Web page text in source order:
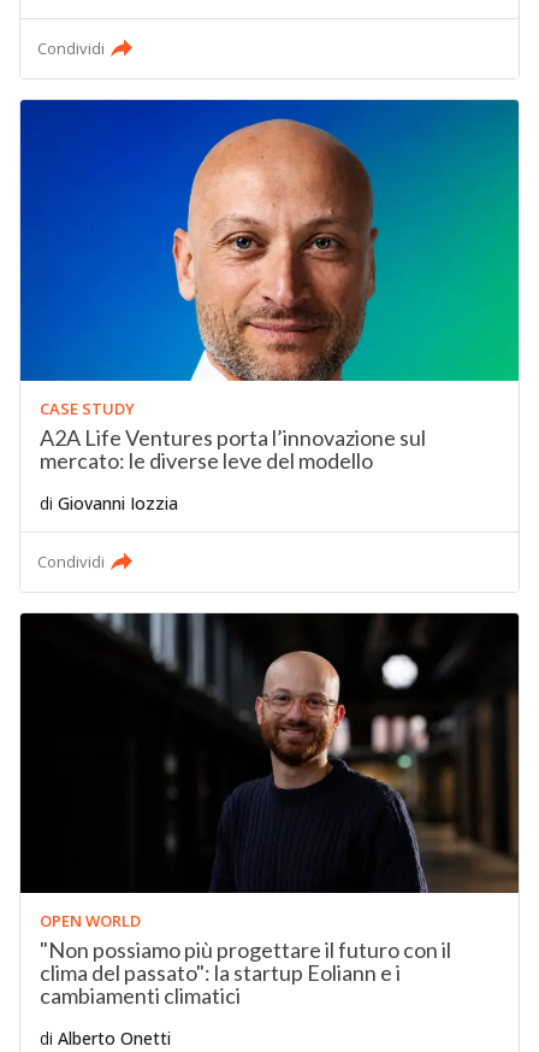
Condividi
CASE STUDY
A2A Life Ventures porta l’innovazione sul
mercato: le diverse leve del modello
di Giovanni Iozzia
Condividi
OPEN WORLD
"Non possiamo più progettare il futuro con il
clima del passato": la startup Eoliann e i
cambiamenti climatici
di Alberto Onetti